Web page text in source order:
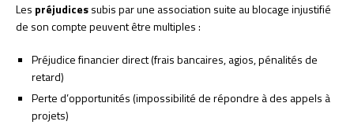
Les préjudicessubis par une association suite au blocage injustifié
de son compte peuvent être multiples :
Préjudice financier direct (frais bancaires, agios, pénalités de
retard)
Perte d’opportunités (impossibilité de répondre à des appels à
projets)